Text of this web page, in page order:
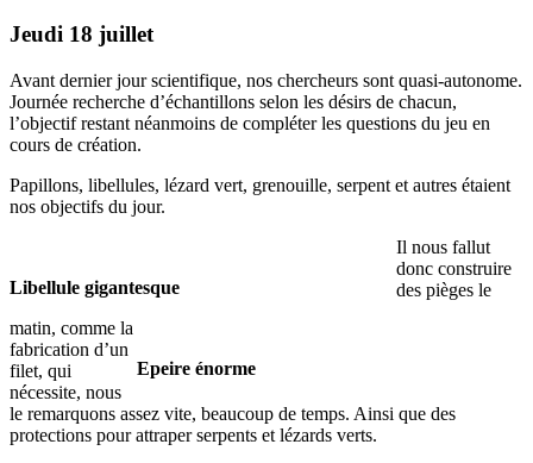
Jeudi 18 juillet
Avant dernier jour scientifique, nos chercheurs sont quasi-autonome.
Journée recherche d’échantillons selon les désirs de chacun,
l’objectif restant néanmoins de compléter les questions du jeu en
cours de création.
Papillons, libellules, lézard vert, grenouille, serpent et autres étaient
nos objectifs du jour.
Libellule gigantesque
Epeire énorme
Il nous fallut
donc construire
des pièges le
matin, comme la
fabrication d’un
filet, qui
nécessite, nous
le remarquons assez vite, beaucoup de temps. Ainsi que des
protections pour attraper serpents et lézards verts.